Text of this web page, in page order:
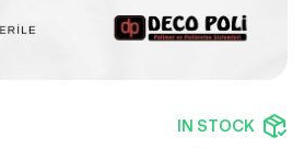
IN STOCK